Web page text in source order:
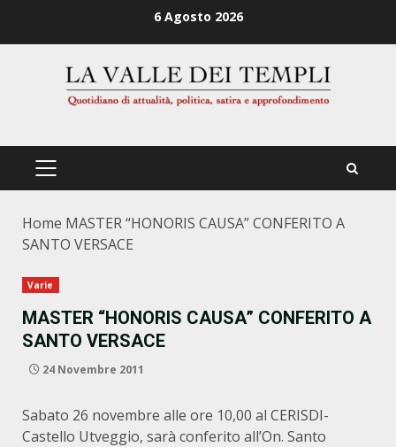
6 Agosto 2026
PRIMÄRES
Home MASTER “HONORIS CAUSA” CONFERITO A
SANTO VERSACE
Varie
MASTER “HONORIS CAUSA” CONFERITO A
SANTO VERSACE
24 Novembre 2011
Sabato 26 novembre alle ore 10,00 al CERISDI-
Castello Utveggio, sarà conferito all’On. Santo